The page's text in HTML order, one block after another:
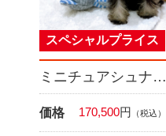
ミニチュアシュナウザー
スペシャルプライス
価格 170,500円 （税込）